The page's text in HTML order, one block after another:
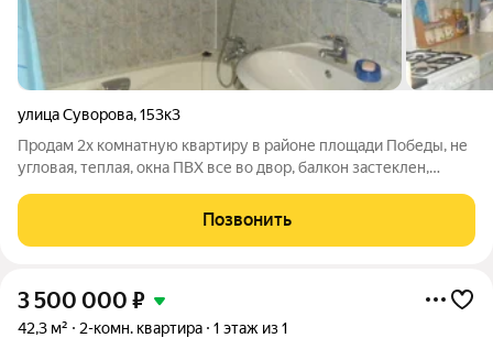
улица Суворова,153к3
Продам 2х комнатную квартиру в районе площади Победы, не
угловая, теплая, окна ПВХ все во двор, балкон застеклен,
колонка-автомат (установлен насос ), остается мебель и
бытовая техника.
Позвонить
3 500 000 ₽
42,3 м² 2-комн. квартира 1 этаж из 1